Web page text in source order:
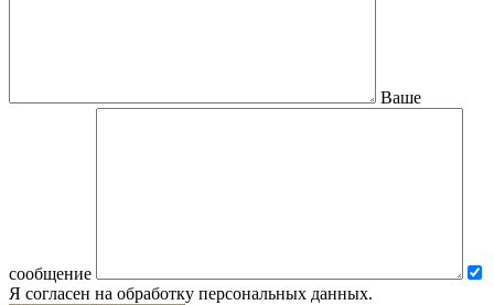
Ваше
сообщение
Я согласен на обработку персональных данных.